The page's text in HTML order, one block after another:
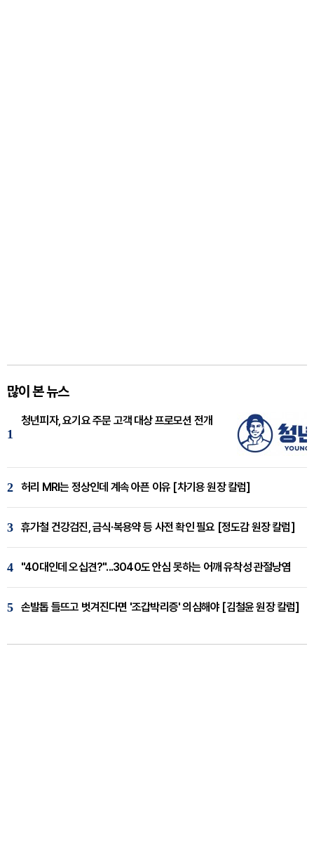
많이 본 뉴스
1
청년피자, 요기요 주문 고객 대상 프로모션 전개
2 허리 MRI는 정상인데 계속 아픈 이유 [차기용 원장 칼럼]
3 휴가철 건강검진, 금식·복용약 등 사전 확인 필요 [정도감 원장 칼럼]
4 "40대인데 오십견?"...3040도 안심 못하는 어깨 유착성 관절낭염
5 손발톱 들뜨고 벗겨진다면 '조갑박리증' 의심해야 [김철윤 원장 칼럼]